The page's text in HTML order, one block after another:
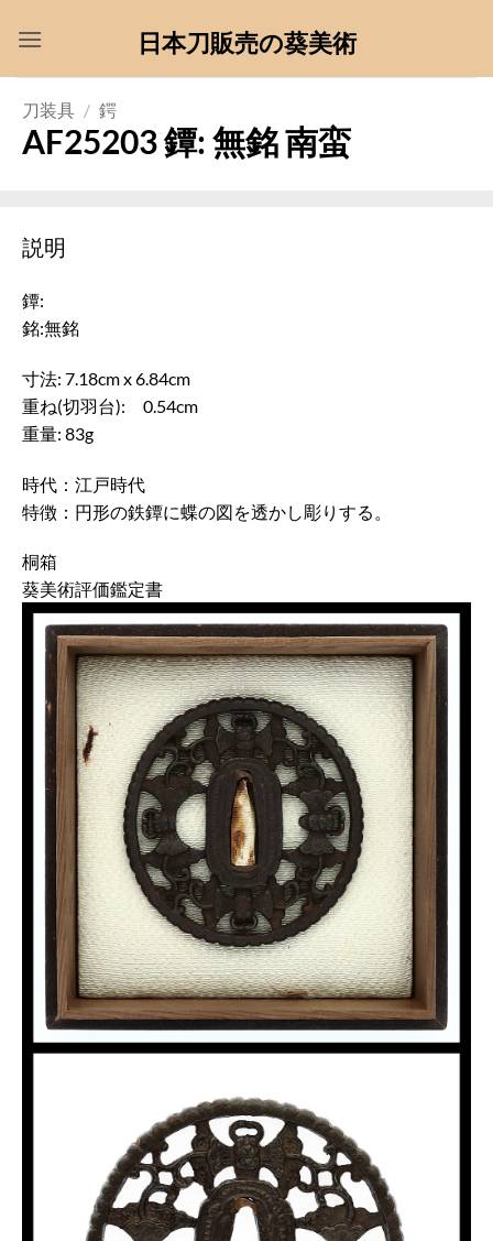
日本刀販売の葵美術
刀装具 / 鍔
AF25203 鐔: 無銘 南蛮
説明
鐔:
銘:無銘
寸法: 7.18cm x 6.84cm
重ね(切羽台): 0.54cm
重量: 83g
時代：江戸時代
特徴：円形の鉄鐔に蝶の図を透かし彫りする。
桐箱
葵美術評価鑑定書